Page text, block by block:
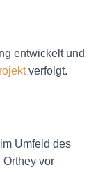
entwickelt und
verfolgt.
Umfeld des
Orthey vor